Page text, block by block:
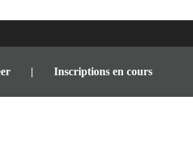
| Inscriptions en cours